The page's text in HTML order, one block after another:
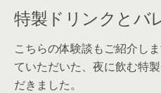
特製ドリンクとバ
こちらの体験談もご紹介し
ていただいた、夜に飲む特
だきました。